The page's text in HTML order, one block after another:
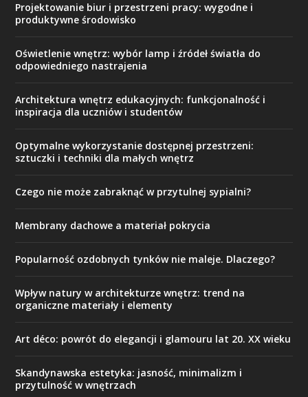
Projektowanie biur i przestrzeni pracy: wygodne i
produktywne środowisko
Oświetlenie wnętrz: wybór lamp i źródeł światła do
odpowiedniego nastrajenia
Architektura wnętrz edukacyjnych: funkcjonalność i
inspiracja dla uczniów i studentów
Optymalne wykorzystanie dostępnej przestrzeni:
sztuczki i techniki dla małych wnętrz
Czego nie może zabraknąć w przytulnej sypialni?
Membrany dachowe a materiał pokrycia
Popularność ozdobnych tynków nie maleje. Dlaczego?
Wpływ natury w architekturze wnętrz: trend na
organiczne materiały i elementy
Art déco: powrót do elegancji i glamouru lat 20. XX wieku
Skandynawska estetyka: jasność, minimalizm i
przytulność w wnętrzach